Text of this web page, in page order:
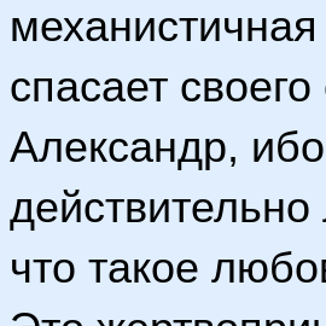
спасает
Александр,
что такое